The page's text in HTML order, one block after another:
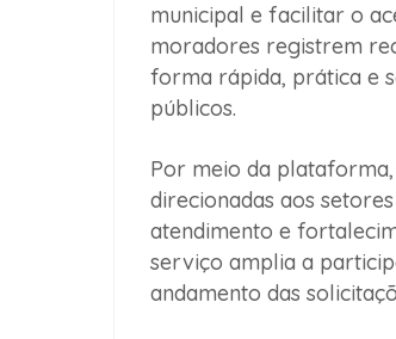
municipal e facilitar o
moradores registrem
forma rápida, prática e
públicos.
Por meio da plataforma,
direcionadas aos
atendimento e
serviço amplia a
andamento das